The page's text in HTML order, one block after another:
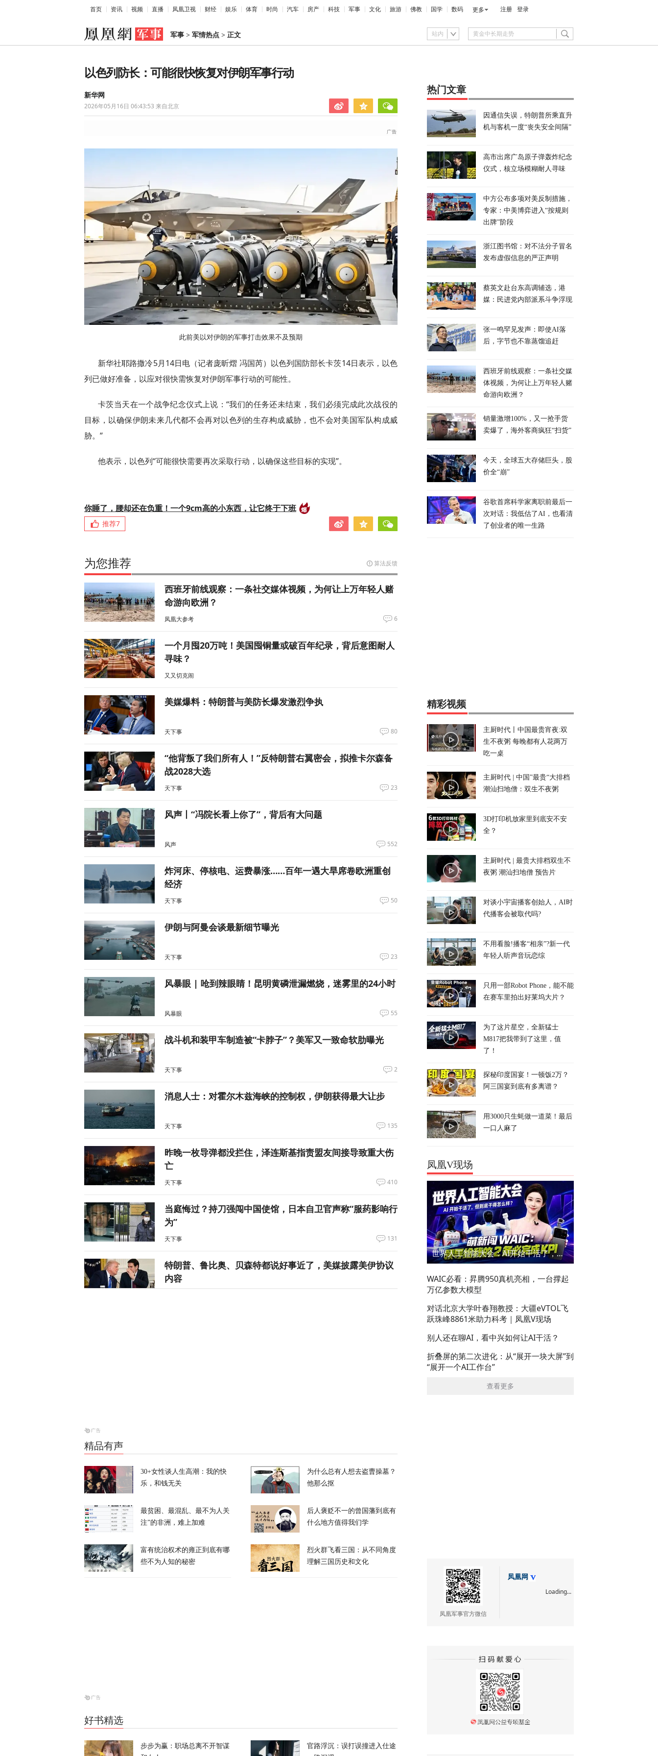
首页 资讯 视频 直播 凤凰卫视 财经 娱乐 体育 时尚 汽车 房产 科技 军事 文化 旅游 佛教 国学 数码 更多 注册 登录
军事 > 军情热点 > 正文 站内
以色列防长：可能很快恢复对伊朗军事行动
新华网
2026年05月16日 06:43:53 来自北京
此前美以对伊朗的军事打击效果不及预期
新华社耶路撒冷5月14日电（记者庞昕熠 冯国芮）以色列国防部长卡茨14日表示，以色
列已做好准备，以应对很快需恢复对伊朗军事行动的可能性。
卡茨当天在一个战争纪念仪式上说：“我们的任务还未结束，我们必须完成此次战役的
目标，以确保伊朗未来几代都不会再对以色列的生存构成威胁，也不会对美国军队构成威
胁。”
他表示，以色列“可能很快需要再次采取行动，以确保这些目标的实现”。
你睡了，腰却还在负重！一个9cm高的小东西，让它终于下班
推荐7
为您推荐 算法反馈
西班牙前线观察：一条社交媒体视频，为何让上万年轻人赌
命游向欧洲？
凤凰大参考 6
一个月囤20万吨！美国囤铜量或破百年纪录，背后意图耐人
寻味？
又又切克闹
美媒爆料：特朗普与美防长爆发激烈争执
天下事 80
“他背叛了我们所有人！”反特朗普右翼密会，拟推卡尔森备
战2028大选
天下事 23
风声丨“冯院长看上你了”，背后有大问题
风声 552
炸河床、停核电、运费暴涨……百年一遇大旱席卷欧洲重创
经济
天下事 50
伊朗与阿曼会谈最新细节曝光
天下事 23
风暴眼 | 呛到辣眼睛！昆明黄磷泄漏燃烧，迷雾里的24小时
风暴眼 55
战斗机和装甲车制造被“卡脖子”？美军又一致命软肋曝光
天下事 2
消息人士：对霍尔木兹海峡的控制权，伊朗获得最大让步
天下事 135
昨晚一枚导弹都没拦住，泽连斯基指责盟友间接导致重大伤
亡
天下事 410
当庭悔过？持刀强闯中国使馆，日本自卫官声称“服药影响行
为”
天下事 131
特朗普、鲁比奥、贝森特都说好事近了，美媒披露美伊协议
内容
高市视察灾区，评论区“翻车”了
天下事
美财长：本来还想写“和伊朗最高领袖吃饭，和普京打网球”
天下事 34
精品有声
30+女性谈人生高潮：我的快
乐，和钱无关
为什么总有人想去盗曹操墓？
他那么抠
最贫困、最混乱、最不为人关
注”的非洲，难上加难
后人褒贬不一的曾国藩到底有
什么地方值得我们学
富有统治权术的雍正到底有哪
些不为人知的秘密
烈火群飞看三国：从不同角度
理解三国历史和文化
好书精选
步步为赢：职场总离不开智谋
官路浮沉：误打误撞进入仕途
热门文章
因通信失误，特朗普所乘直升
机与客机一度“丧失安全间隔”
高市出席广岛原子弹轰炸纪念
仪式，核立场模糊耐人寻味
中方公布多项对美反制措施，
专家：中美博弈进入“按规则
出牌”阶段
浙江图书馆：对不法分子冒名
发布虚假信息的严正声明
蔡英文赴台东高调辅选，港
媒：民进党内部派系斗争浮现
张一鸣罕见发声：即使AI落
后，字节也不靠蒸馏追赶
西班牙前线观察：一条社交媒
体视频，为何让上万年轻人赌
命游向欧洲？
销量激增100%，又一抢手货
卖爆了，海外客商疯狂“扫货”
今天，全球五大存储巨头，股
价全“崩”
谷歌首席科学家离职前最后一
次对话：我低估了AI，也看清
了创业者的唯一生路
精彩视频
主厨时代丨中国最贵宵夜:双
生不夜粥 每晚都有人花两万
吃一桌
主厨时代 | 中国”最贵“大排档
潮汕扫地僧：双生不夜粥
3D打印机放家里到底安不安
全？
主厨时代 | 最贵大排档双生不
夜粥 潮汕扫地僧 预告片
对谈小宇宙播客创始人，AI时
代播客会被取代吗?
不用看脸!播客“相亲”?新一代
年轻人听声音玩恋综
只用一部Robot Phone，能不能
在赛车里拍出好莱坞大片？
为了这片星空，全新猛士
M817把我带到了这里，值
了！
探秘印度国宴！一顿饭2万？
阿三国宴到底有多离谱？
用3000只生蚝做一道菜！最后
一口人麻了
凤凰V现场
世界人工智能大会：AI开始干活了，但到底干的怎么样？萌新闯WAIC
WAIC必看：昇腾950真机亮相，一台撑起
万亿参数大模型
对话北京大学叶春翔教授：大疆eVTOL飞
跃珠峰8861米助力科考｜凤凰V现场
别人还在聊AI，看中兴如何让AI干活？
折叠屏的第二次进化：从“展开一块大屏”到
“展开一个AI工作台”
查看更多
凤凰军事官方微信
凤凰网
Loading...